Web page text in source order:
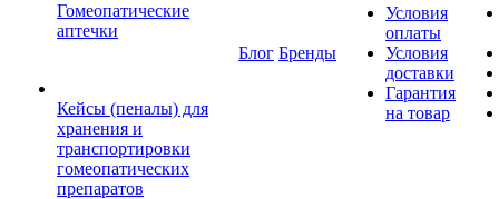
Гомеопатические
аптечки
Кейсы (пеналы) для
хранения и
транспортировки
гомеопатических
препаратов
Блог Бренды
Условия
оплаты
Условия
доставки
Гарантия
на товар